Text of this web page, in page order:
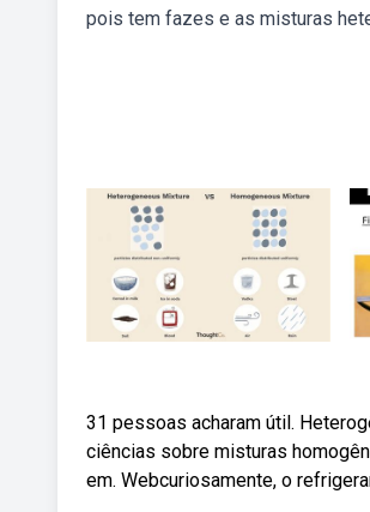
pois tem fazes e as misturas
31 pessoas acharam útil.
ciências sobre misturas
em. Webcuriosamente, o